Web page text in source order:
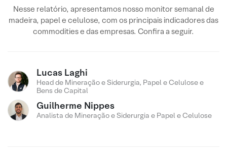
Nesse relatório, apresentamos nosso monitor semanal de
madeira, papel e celulose, com os principais indicadores das
commodities e das empresas. Confira a seguir.
Lucas Laghi
Head de Mineração e Siderurgia, Papel e Celulose e
Bens de Capital
Guilherme Nippes
Analista de Mineração e Siderurgia e Papel e Celulose